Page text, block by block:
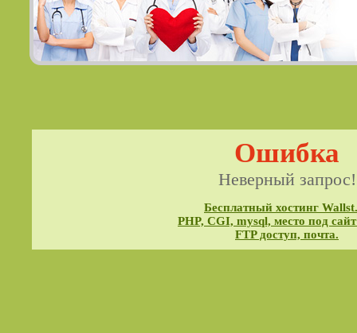
Ошибка
Неверный запрос!
Бесплатный хостинг
PHP, CGI, mysql, место под
FTP доступ, почта.